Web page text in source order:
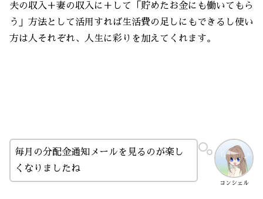
夫の収入＋妻の収入に＋して「貯めたお金にも働いてもら
う」方法として活用すれば生活費の足しにもできるし使い
方は人それぞれ、人生に彩りを加えてくれます。
コンシェル
毎月の分配金通知メールを見るのが楽し
くなりましたね